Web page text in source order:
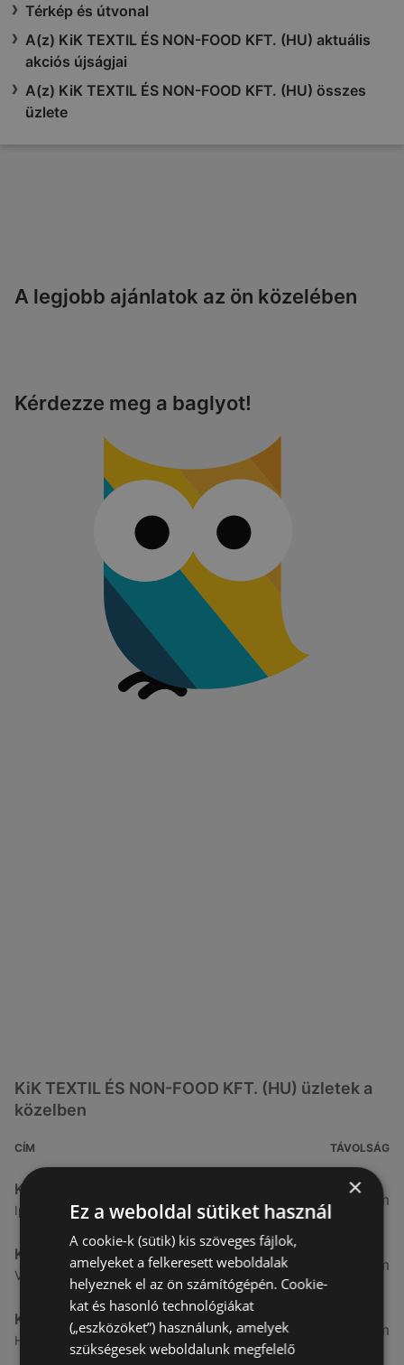
Térkép és útvonal
A(z) KiK TEXTIL ÉS NON-FOOD KFT. (HU) aktuális
akciós újságjai
A(z) KiK TEXTIL ÉS NON-FOOD KFT. (HU) összes
üzlete
A legjobb ajánlatok az ön közelében
Kérdezze meg a baglyot!
KiK TEXTIL ÉS NON-FOOD KFT. (HU) üzletek a
közelben
CÍM TÁVOLSÁG
KiK TEXTIL ÉS NON-FOOD KFT. (HU)
Ipari Körút 31, 9400 Sopron
7,1 km
KiK TEXTIL ÉS NON-FOOD KFT. (HU)
Viktória út 12., 9700 Szombathely
49,01 km
KiK TEXTIL ÉS NON-FOOD KFT. (HU)
Hefele Menyhert U. 3 - 5., 9700 Szombathely
51,84 km
×
Ez a weboldal sütiket használ
A cookie-k (sütik) kis szöveges fájlok,
amelyeket a felkeresett weboldalak
helyeznek el az ön számítógépén. Cookie-
kat és hasonló technológiákat
(„eszközöket”) használunk, amelyek
szükségesek weboldalunk megfelelő